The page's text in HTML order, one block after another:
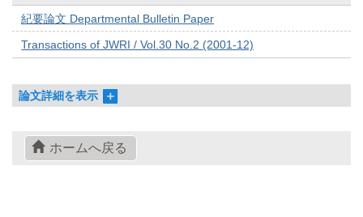
紀要論文 Departmental Bulletin Paper
Transactions of JWRI / Vol.30 No.2 (2001-12)
論文詳細を表示
ホームへ戻る